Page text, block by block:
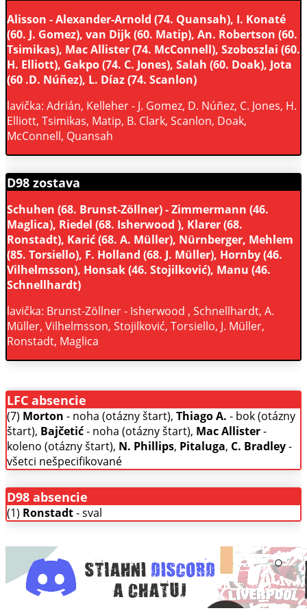
Alisson - Alexander-Arnold (74. Quansah), I. Konaté
(60. J. Gomez), van Dijk (60. Matip), An. Robertson (60.
Tsimikas), Mac Allister (74. McConnell), Szoboszlai (60.
H. Elliott), Gakpo (74. C. Jones), Salah (60. Doak), Jota
(60 .D. Núñez), L. Díaz (74. Scanlon)
lavička: Adrián, Kelleher - J. Gomez, D. Núñez, C. Jones, H.
Elliott, Tsimikas, Matip, B. Clark, Scanlon, Doak,
McConnell, Quansah
D98 zostava
Schuhen (68. Brunst-Zöllner) - Zimmermann (46.
Maglica), Riedel (68. Isherwood ), Klarer (68.
Ronstadt), Karić (68. A. Müller), Nürnberger, Mehlem
(85. Torsiello), F. Holland (68. J. Müller), Hornby (46.
Vilhelmsson), Honsak (46. Stojilković), Manu (46.
Schnellhardt)
lavička: Brunst-Zöllner - Isherwood , Schnellhardt, A.
Müller, Vilhelmsson, Stojilković, Torsiello, J. Müller,
Ronstadt, Maglica
LFC absencie
(7) Morton - noha (otázny štart), Thiago A. - bok (otázny
štart), Bajčetić- noha (otázny štart), Mac Allister-
koleno (otázny štart), N. Phillips, Pitaluga, C. Bradley-
všetci nešpecifikované
D98 absencie
(1) Ronstadt- sval